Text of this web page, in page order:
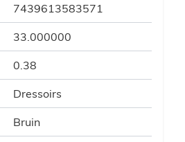
7439613583571
33.000000
0.38
Dressoirs
Bruin